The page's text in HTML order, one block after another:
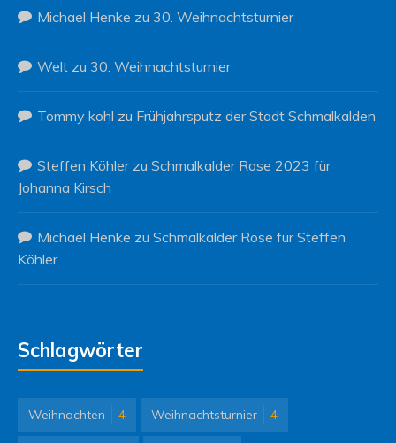
Michael Henke zu 30. Weihnachtsturnier
Welt zu 30. Weihnachtsturnier
Tommy kohl zu Frühjahrsputz der Stadt Schmalkalden
Steffen Köhlerzu Schmalkalder Rose 2023 für
Johanna Kirsch
Michael Henke zu Schmalkalder Rose für Steffen
Köhler
Schlagwörter
Weihnachten 4 Weihnachtsturnier 4